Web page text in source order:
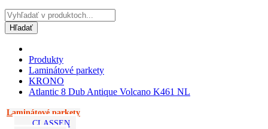
Hľadať
Produkty
Laminátové parkety
KRONO
Atlantic 8 Dub Antique Volcano K461 NL
Laminátové parkety
CLASSEN